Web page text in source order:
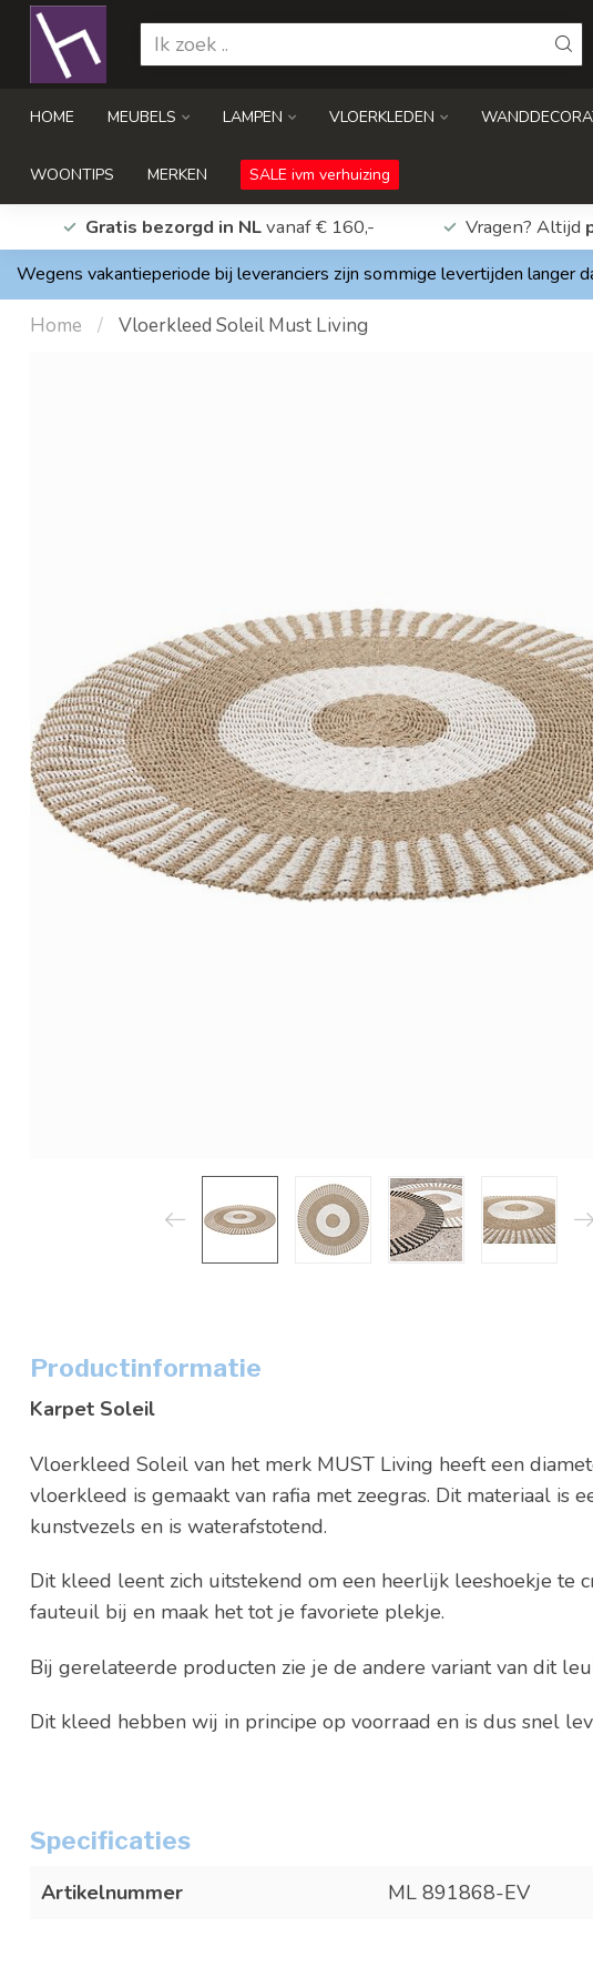
HOME MEUBELS LAMPEN VLOERKLEDEN
WOONTIPS MERKEN SALE ivm verhuizing
Gratis bezorgd in NLvanaf € 160,- Vragen? Altijd
Wegens vakantieperiode bij leveranciers zijn sommige levertijden langer
Home / Vloerkleed Soleil Must Living
Productinformatie
Karpet Soleil
Vloerkleed Soleil van het merk MUST Living heeft een
vloerkleed is gemaakt van rafia met zeegras. Dit materiaal is
kunstvezels en is waterafstotend.
Dit kleed leent zich uitstekend om een heerlijk leeshoekje te
fauteuil bij en maak het tot je favoriete plekje.
Bij gerelateerde producten zie je de andere variant van dit
Dit kleed hebben wij in principe op voorraad en is dus snel
Specificaties
Artikelnummer ML 891868-EV